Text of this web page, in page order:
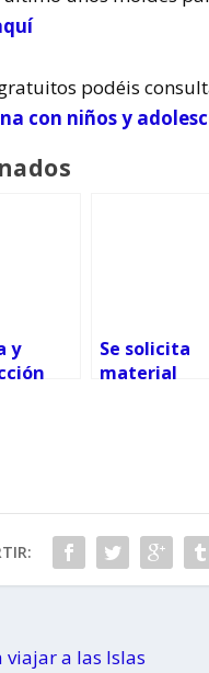
podéis
con niños y
y
Se solicita
material
viajar a las Islas